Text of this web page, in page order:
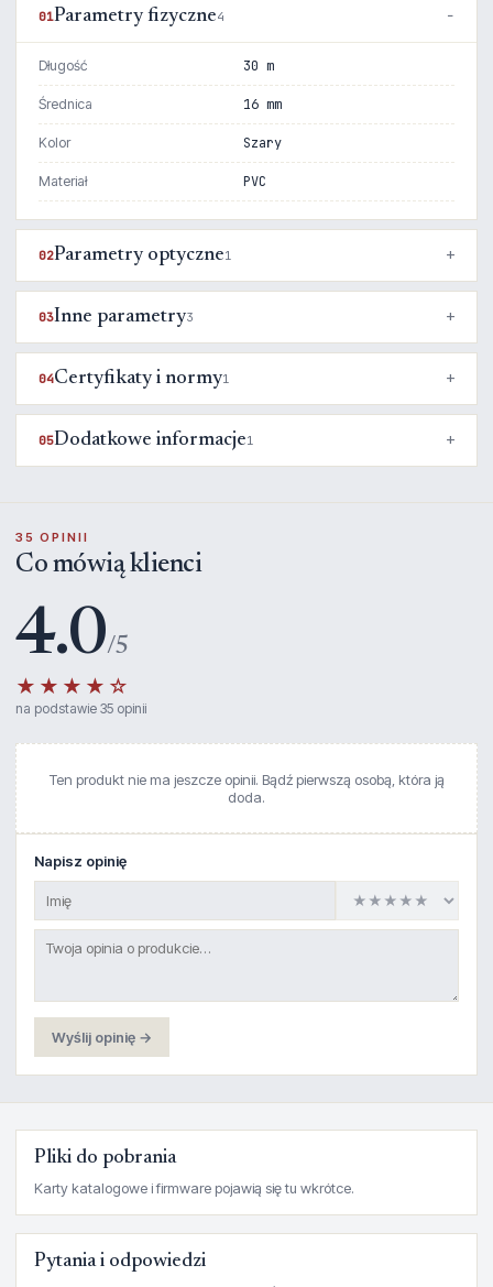
01Parametry fizyczne4
Długość 30 m
Średnica 16 mm
Kolor Szary
Materiał PVC
02Parametry optyczne1
03Inne parametry3
04Certyfikaty i normy1
05Dodatkowe informacje1
35 OPINII
Co mówią klienci
4.0/5
★★★★☆
na podstawie 35 opinii
Ten produkt nie ma jeszcze opinii. Bądź pierwszą osobą, która ją
doda.
Napisz opinię
Wyślij opinię →
Pliki do pobrania
Karty katalogowe i firmware pojawią się tu wkrótce.
Pytania i odpowiedzi